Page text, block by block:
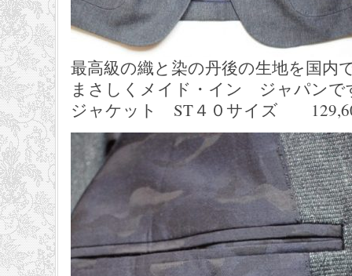
最高級の織と染の丹後の生地を国内
まさしくメイド・イン ジャパンで
ジャケット ST４０サイズ